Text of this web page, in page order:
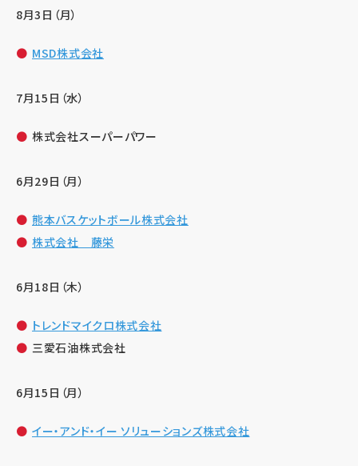
8月3日（月）
MSD株式会社
7月15日（水）
株式会社スーパーパワー
6月29日（月）
熊本バスケットボール株式会社
株式会社 藤栄
6月18日（木）
トレンドマイクロ株式会社
三愛石油株式会社
6月15日（月）
イー・アンド・イー ソリューションズ株式会社